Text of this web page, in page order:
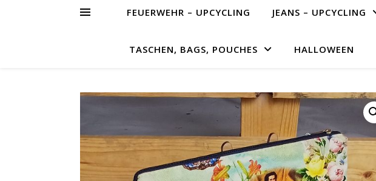
FEUERWEHR – UPCYCLING JEANS – UPCYCLING
TASCHEN, BAGS, POUCHES HALLOWEEN